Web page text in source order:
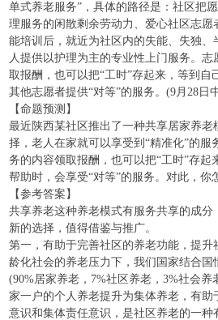
单式养老服务”，具体的路径是：社区把
理服务的闲散剩余劳动力、爱心社区志
能培训后，就近为社区内的失能、失独
人提供以护理为主的专业性上门服务。
取报酬，也可以把“工时”存起来，等到自
其他志愿者提供“对等”的服务。(9月28日
【命题预测】
最近陕西某社区推出了一种共享居家养老
择，老人在家就可以享受到“精准化”的服
务的内容领取报酬，也可以把“工时”存起
帮助时，会享受“对等”的服务。对此，你
【参考答案】
共享养老这种养老模式有服务共享的成
新的选择，值得借鉴与推广。
第一，有助于完善社区的养老功能，提
龄化社会的养老压力下，我们国家结合国
(90%居家养老，7%社区养老，3%社会养
家一户的个人养老提升为集体养老，有助
意识和集体责任意识，是社区养老的一种